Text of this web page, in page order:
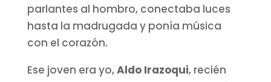
parlantes al hombro, conectaba luces
hasta la madrugada y ponía música
con el corazón.
Ese joven era yo,Aldo Irazoqui, recién